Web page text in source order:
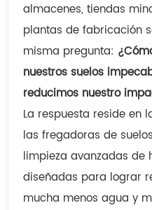
almacenes, tiendas
plantas de fabricación
misma pregunta:
nuestros suelos
reducimos nuestro
La respuesta reside en
las fregadoras de
limpieza avanzadas de
diseñadas para lograr
mucha menos agua y